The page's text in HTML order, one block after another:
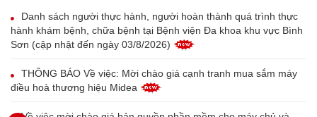
Danh sách người thực hành, người hoàn thành quá trình thực
hành khám bệnh, chữa bệnh tại Bệnh viện Đa khoa khu vực Bình
Sơn (cập nhật đến ngày 03/8/2026)
THÔNG BÁO Về việc: Mời chào giá cạnh tranh mua sắm máy
điều hoà thương hiệu Midea